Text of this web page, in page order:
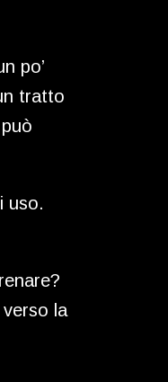
po’
tratto
uso.
la